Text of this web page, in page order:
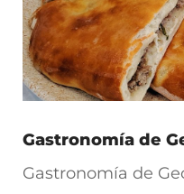
Gastronomía de
Gastronomía de